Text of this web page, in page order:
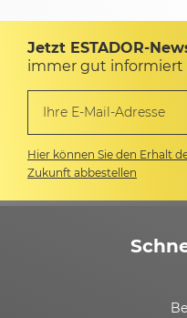
Jetzt ESTADOR-
immer gut informiert
Hier können Sie den Erhalt
Zukunft abbestellen